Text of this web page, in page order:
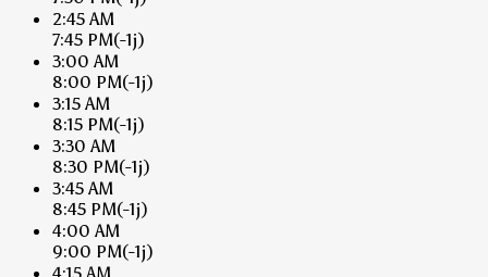
2:45 AM
7:45 PM(-1j)
3:00 AM
8:00 PM(-1j)
3:15 AM
8:15 PM(-1j)
3:30 AM
8:30 PM(-1j)
3:45 AM
8:45 PM(-1j)
4:00 AM
9:00 PM(-1j)
4:15 AM